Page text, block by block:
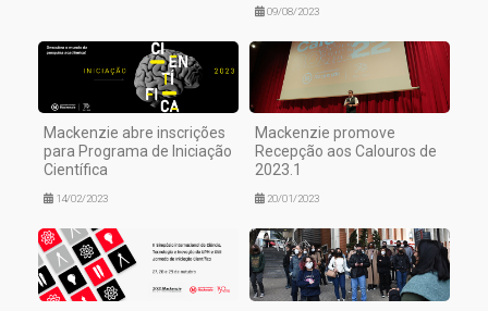
09/08/2023
Mackenzie abre inscrições
para Programa de Iniciação
Científica
14/02/2023
Mackenzie promove
Recepção aos Calouros de
2023.1
20/01/2023